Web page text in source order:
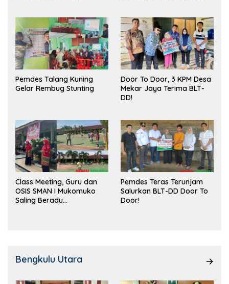
Pasar
Pemdes Talang Kuning
Gelar Rembug Stunting
Door To Door, 3 KPM Desa
Mekar Jaya Terima BLT-
DD!
Class Meeting, Guru dan
OSIS SMAN I Mukomuko
Saling Beradu
Pemdes Teras Terunjam
Salurkan BLT-DD Door To
Door!
Bengkulu Utara